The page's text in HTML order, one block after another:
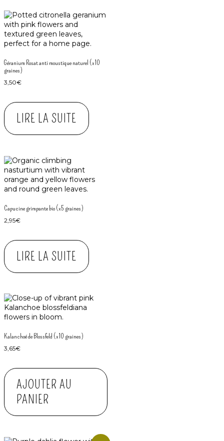
Géranium Rosat anti moustique naturel (x10
graines)
3,50€
LIRE LA SUITE
Capucine grimpante bio (x5 graines)
2,95€
LIRE LA SUITE
Kalanchoé de Blossfeld (x10 graines)
3,65€
AJOUTER AU
PANIER